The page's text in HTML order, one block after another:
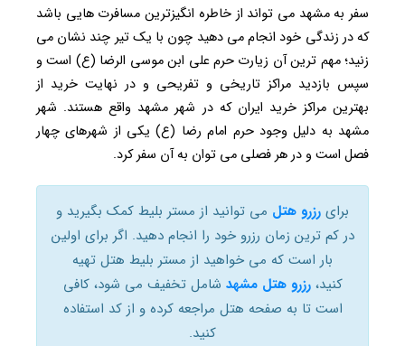
سفر به مشهد می تواند از خاطره انگیزترین مسافرت هایی باشد
که در زندگی خود انجام می دهید چون با یک تیر چند نشان می
زنید؛ مهم ترین آن زیارت حرم علی ابن موسی الرضا (ع) است و
سپس بازدید مراکز تاریخی و تفریحی و در نهایت خرید از
بهترین مراکز خرید ایران که در شهر مشهد واقع هستند. شهر
مشهد به دلیل وجود حرم امام رضا (ع) یکی از شهرهای چهار
فصل است و در هر فصلی می توان به آن سفر کرد.
برای رزرو هتل می توانید از مستر بلیط کمک بگیرید و
در کم ترین زمان رزرو خود را انجام دهید. اگر برای اولین
بار است که می خواهید از مستر بلیط هتل تهیه
کنید،رزرو هتل مشهد شامل تخفیف می شود، کافی
است تا به صفحه هتل مراجعه کرده و از کد استفاده
کنید.